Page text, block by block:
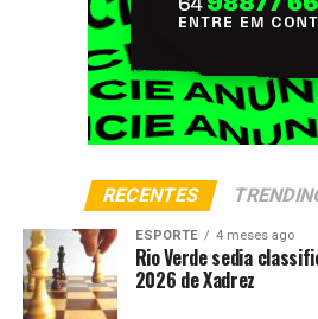
RECENTES
ESPORTE 4 meses ago
Rio Verde sedia
2026 de Xadrez